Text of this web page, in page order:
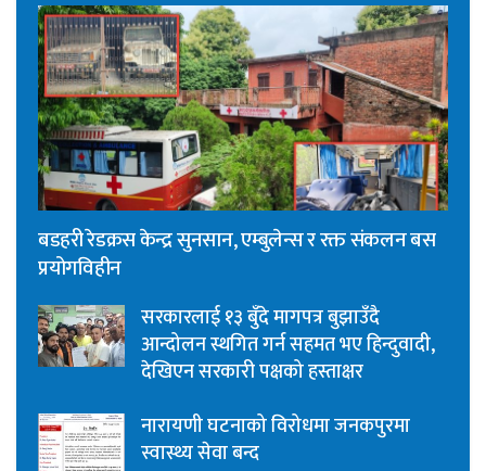
बडहरी रेडक्रस केन्द्र सुनसान, एम्बुलेन्स र रक्त संकलन बस
प्रयोगविहीन
सरकारलाई १३ बुँदे मागपत्र बुझाउँदै
आन्दोलन स्थगित गर्न सहमत भए हिन्दुवादी,
देखिएन सरकारी पक्षको हस्ताक्षर
नारायणी घटनाको विरोधमा जनकपुरमा
स्वास्थ्य सेवा बन्द